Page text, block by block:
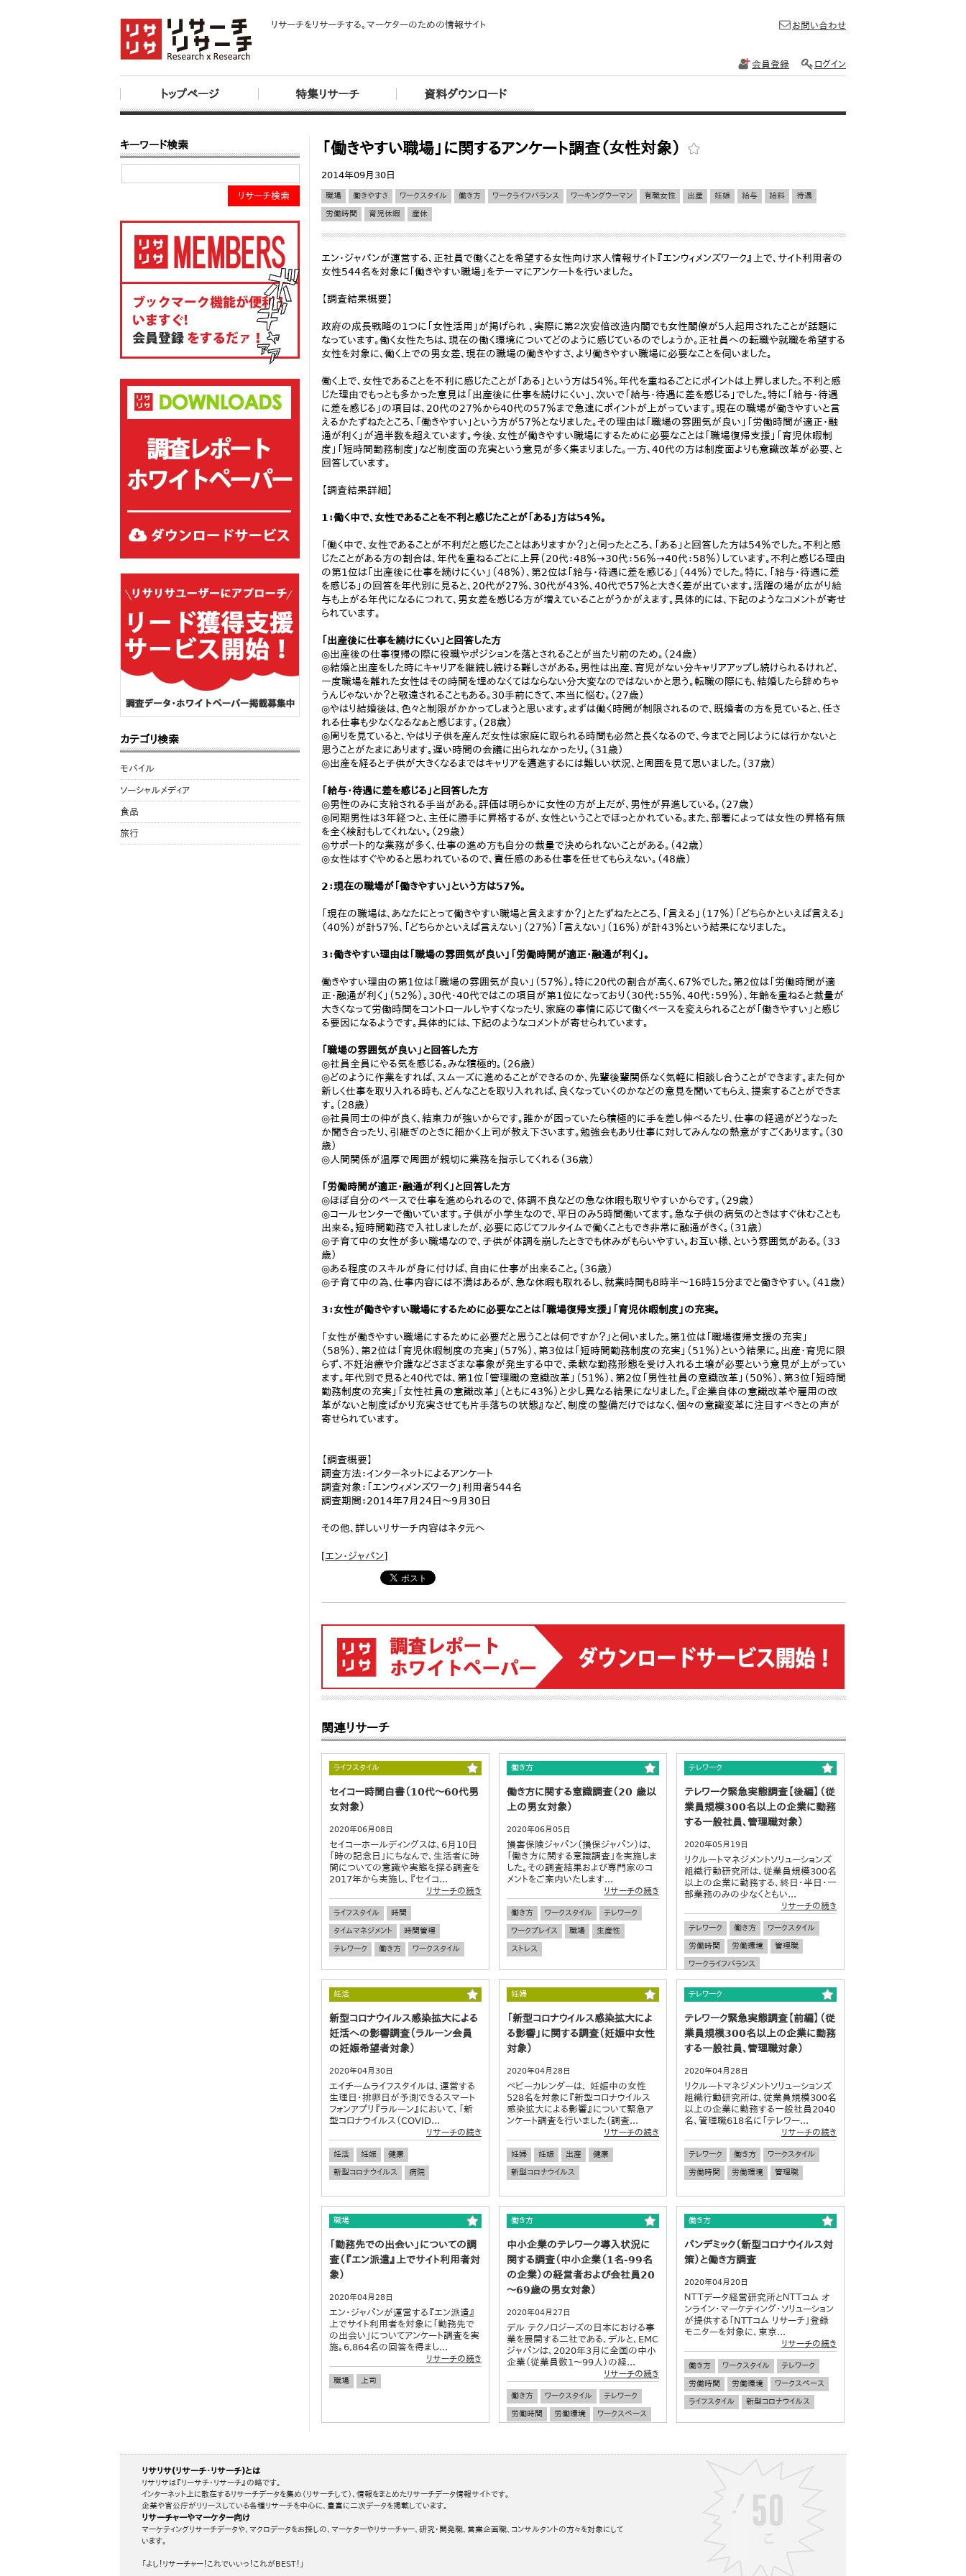
リサーチをリサーチする。マーケターのための情報サイト
トップページ 特集リサーチ 資料ダウンロード
お問い合わせ
会員登録 ログイン
「働きやすい職場」に関するアンケート調査（女性対象）
2014年09月30日
職場 働きやすさ ワークスタイル 働き方 ワークライフバランス ワーキングウーマン 有職女性 出産 妊娠 給与 給料
待遇
労働時間
育児休暇 産休
エン・ジャパンが運営する、正社員で働くことを希望する女性向け求人情報サイト『エンウィメンズワーク』上で、サイト利用者の
女性544名を対象に「働きやすい職場」をテーマにアンケートを行いました。
【調査結果概要】
政府の成長戦略の1つに「女性活用」が掲げられ 、実際に第２次安倍改造内閣でも女性閣僚が5人起用されたことが話題に
なっています。働く女性たちは、現在の働く環境についてどのように感じているのでしょうか。正社員への転職や就職を希望する
女性を対象に、働く上での男女差、現在の職場の働きやすさ、より働きやすい職場に必要なことを伺いました。
働く上で、女性であることを不利に感じたことが「ある」という方は54％。年代を重ねるごとにポイントは上昇しました。不利と感
じた理由でもっとも多かった意見は「出産後に仕事を続けにくい」、次いで「給与・待遇に差を感じる」でした。特に「給与・待遇
に差を感じる」の項目は、20代の27％から40代の57％まで急速にポイントが上がっています。現在の職場が働きやすいと言
えるかたずねたところ、「働きやすい」という方が57％となりました。その理由は「職場の雰囲気が良い」「労働時間が適正・融
通が利く」が過半数を超えています。今後、女性が働きやすい職場にするために必要なことは「職場復帰支援」「育児休暇制
度」「短時間勤務制度」など制度面の充実という意見が多く集まりました。一方、40代の方は制度面よりも意識改革が必要、と
回答しています。
【調査結果詳細】
1：働く中で、女性であることを不利と感じたことが「ある」方は54％。
「働く中で、女性であることが不利だと感じたことはありますか？」と伺ったところ、「ある」と回答した方は54％でした。不利と感
じたことがある方の割合は、年代を重ねるごとに上昇（20代：48％→30代：56％→40代：58％）しています。不利と感じる理由
の第1位は「出産後に仕事を続けにくい」（48％）、第2位は「給与・待遇に差を感じる」（44％）でした。特に、「給与・待遇に差
を感じる」の回答を年代別に見ると、20代が27％、30代が43％、40代で57％と大きく差が出ています。活躍の場が広がり給
与も上がる年代になるにつれて、男女差を感じる方が増えていることがうかがえます。具体的には、下記のようなコメントが寄せ
られています。
「出産後に仕事を続けにくい」と回答した方
◎出産後の仕事復帰の際に役職やポジションを落とされることが当たり前のため。（24歳）
◎結婚と出産をした時にキャリアを継続し続ける難しさがある。男性は出産、育児がない分キャリアアップし続けられるけれど、
一度職場を離れた女性はその時間を埋めなくてはならない分大変なのではないかと思う。転職の際にも、結婚したら辞めちゃ
うんじゃないか？と敬遠されることもある。30手前にきて、本当に悩む。（27歳）
◎やはり結婚後は、色々と制限がかかってしまうと思います。まずは働く時間が制限されるので、既婚者の方を見ていると、任さ
れる仕事も少なくなるなぁと感じます。（28歳）
◎周りを見ていると、やはり子供を産んだ女性は家庭に取られる時間も必然と長くなるので、今までと同じようには行かないと
思うことがたまにあります。遅い時間の会議に出られなかったり。（31歳）
◎出産を経ると子供が大きくなるまではキャリアを邁進するには難しい状況、と周囲を見て思いました。（37歳）
「給与・待遇に差を感じる」と回答した方
◎男性のみに支給される手当がある。評価は明らかに女性の方が上だが、男性が昇進している。（27歳）
◎同期男性は3年経つと、主任に勝手に昇格するが、女性ということでほっとかれている。また、部署によっては女性の昇格有無
を全く検討もしてくれない。（29歳）
◎サポート的な業務が多く、仕事の進め方も自分の裁量で決められないことがある。（42歳）
◎女性はすぐやめると思われているので、責任感のある仕事を任せてもらえない。（48歳）
2：現在の職場が「働きやすい」という方は57％。
「現在の職場は、あなたにとって働きやすい職場と言えますか？」とたずねたところ、「言える」（17％）「どちらかといえば言える」
（40％）が計57％、「どちらかといえば言えない」（27％）「言えない」（16％）が計43％という結果になりました。
3：働きやすい理由は「職場の雰囲気が良い」「労働時間が適正・融通が利く」。
働きやすい理由の第1位は「職場の雰囲気が良い」（57％）。特に20代の割合が高く、67％でした。第2位は「労働時間が適
正・融通が利く」（52％）。30代・40代ではこの項目が第1位になっており（30代：55％、40代：59％）、年齢を重ねると裁量が
大きくなって労働時間をコントロールしやすくなったり、家庭の事情に応じて働くペースを変えられることが「働きやすい」と感じ
る要因になるようです。具体的には、下記のようなコメントが寄せられています。
「職場の雰囲気が良い」と回答した方
◎社員全員にやる気を感じる。みな積極的。（26歳）
◎どのように作業をすれば、スムーズに進めることができるのか、先輩後輩関係なく気軽に相談し合うことができます。また何か
新しく仕事を取り入れる時も、どんなことを取り入れれば、良くなっていくのかなどの意見を聞いてもらえ、提案することができま
す。（28歳）
◎社員同士の仲が良く、結束力が強いからです。誰かが困っていたら積極的に手を差し伸べるたり、仕事の経過がどうなった
か聞き合ったり、引継ぎのときに細かく上司が教え下さいます。勉強会もあり仕事に対してみんなの熱意がすごくあります。（30
歳）
◎人間関係が温厚で周囲が親切に業務を指示してくれる（36歳）
「労働時間が適正・融通が利く」と回答した方
◎ほぼ自分のペースで仕事を進められるので、体調不良などの急な休暇も取りやすいからです。（29歳）
◎コールセンターで働いています。子供が小学生なので、平日のみ5時間働いてます。急な子供の病気のときはすぐ休むことも
出来る。短時間勤務で入社しましたが、必要に応じてフルタイムで働くこともでき非常に融通がきく。（31歳）
◎子育て中の女性が多い職場なので、子供が体調を崩したときでも休みがもらいやすい。お互い様、という雰囲気がある。（33
歳）
◎ある程度のスキルが身に付けば、自由に仕事が出来ること。（36歳）
◎子育て中の為、仕事内容には不満はあるが、急な休暇も取れるし、就業時間も8時半～16時15分までと働きやすい。（41歳）
3：女性が働きやすい職場にするために必要なことは「職場復帰支援」「育児休暇制度」の充実。
「女性が働きやすい職場にするために必要だと思うことは何ですか？」と伺いました。第1位は「職場復帰支援の充実」
（58％）、第2位は「育児休暇制度の充実」（57％）、第3位は「短時間勤務制度の充実」（51％）という結果に。出産・育児に限
らず、不妊治療や介護などさまざまな事象が発生する中で、柔軟な勤務形態を受け入れる土壌が必要という意見が上がってい
ます。年代別で見ると40代では、第1位「管理職の意識改革」（51％）、第2位「男性社員の意識改革」（50％）、第3位「短時間
勤務制度の充実」「女性社員の意識改革」（ともに43％）と少し異なる結果になりました。『企業自体の意識改革や雇用の改
革がないと制度ばかり充実させても片手落ちの状態』など、制度の整備だけではなく、個々の意識変革に注目すべきとの声が
寄せられています。
【調査概要】
調査方法：インターネットによるアンケート
調査対象：「エンウィメンズワーク」利用者544名
調査期間：2014年7月24日～9月30日
その他、詳しいリサーチ内容はネタ元へ
[エン・ジャパン]
関連リサーチ
ライフスタイル
セイコー時間白書（10代～60代男
女対象）
2020年06月08日
セイコーホールディングスは、6月10日
「時の記念日」にちなんで、生活者に時
間についての意識や実態を探る調査を
2017年から実施し、『セイコ...
リサーチの続き
ライフスタイル
時間
タイムマネジメント
時間管理
テレワーク
働き方 ワークスタイル
働き方
働き方に関する意識調査（20 歳以
上の男女対象）
2020年06月05日
損害保険ジャパン（損保ジャパン）は、
「働き方に関する意識調査」を実施しま
した。その調査結果および専門家のコ
メントをご案内いたします...
リサーチの続き
働き方 ワークスタイル
テレワーク
ワークプレイス
職場
生産性
ストレス
テレワーク
テレワーク緊急実態調査【後編】（従
業員規模300名以上の企業に勤務
する一般社員、管理職対象）
2020年05月19日
リクルートマネジメントソリューションズ
組織行動研究所は、従業員規模300名
以上の企業に勤務する、終日・半日・一
部業務のみの少なくともい...
リサーチの続き
テレワーク 働き方
ワークスタイル
労働時間
労働環境
管理職
ワークライフバランス
妊活
新型コロナウイルス感染拡大による
妊活への影響調査（ラルーン会員
の妊娠希望者対象）
2020年04月30日
エイチームライフスタイルは、運営する
生理日・排卵日が予測できるスマート
フォンアプリ『ラルーン』において、「新
型コロナウイルス（COVID...
リサーチの続き
妊活 妊娠
健康
新型コロナウイルス
病院
妊婦
「新型コロナウイルス感染拡大によ
る影響」に関する調査（妊娠中女性
対象）
2020年04月28日
ベビーカレンダーは、 妊娠中の女性
528名を対象に『新型コロナウイルス
感染拡大による影響』について緊急ア
ンケート調査を行いました（調査...
リサーチの続き
妊婦 妊娠 出産
健康
新型コロナウイルス
テレワーク
テレワーク緊急実態調査【前編】（従
業員規模300名以上の企業に勤務
する一般社員、管理職対象）
2020年04月28日
リクルートマネジメントソリューションズ
組織行動研究所は、従業員規模300名
以上の企業に勤務する一般社員2040
名、管理職618名に「テレワー...
リサーチの続き
テレワーク 働き方
ワークスタイル
労働時間
労働環境 管理職
職場
「勤務先での出会い」についての調
査（『エン派遣』上でサイト利用者対
象）
2020年04月28日
エン・ジャパンが運営する『エン派遣』
上でサイト利用者を対象に「勤務先で
の出会い」についてアンケート調査を実
施。6,864名の回答を得まし...
リサーチの続き
職場 上司
働き方
中小企業のテレワーク導入状況に
関する調査（中小企業（1名-99名
の企業）の経営者および会社員20
～69歳の男女対象）
2020年04月27日
デル テクノロジーズの日本における事
業を展開する二社である、デルと、EMC
ジャパンは、2020年3月に全国の中小
企業（従業員数1～99人）の経...
リサーチの続き
働き方 ワークスタイル
テレワーク
労働時間
労働環境
ワークスペース
働き方
パンデミック（新型コロナウイルス対
策）と働き方調査
2020年04月20日
ＮＴＴデータ経営研究所とＮＴＴコム オ
ンライン・マーケティング・ソリューション
が提供する「NTTコム リサーチ」登録
モニターを対象に、東京...
リサーチの続き
働き方 ワークスタイル
テレワーク
労働時間
労働環境
ワークスペース
ライフスタイル
新型コロナウイルス
キーワード検索
リサーチ検索
カテゴリ検索
モバイル
ソーシャルメディア
食品
旅行
リサリサ(リサーチ・リサーチ)とは
リサリサは『リーサチ・リサーチ』の略です。
インターネット上に散在するリサーチデータを集め（リサーチして）、情報をまとめたリサーチデータ情報サイトです。
企業や官公庁がリリースしている各種リサーチを中心に、豊富に二次データを掲載しています。
リサーチャーやマーケター向け
マーケティングリサーチデータや、マクロデータをお探しの、マーケターやリサーチャー、研究・開発職、営業企画職、コンサルタントの方々を対象にして
います。
「よし！リサーチャー！これでいいっ！これがBEST！」